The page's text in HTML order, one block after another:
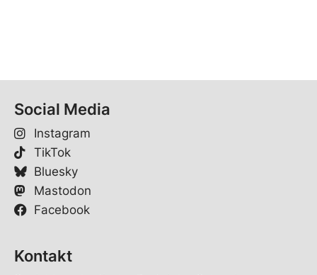
Social Media
Instagram
TikTok
Bluesky
Mastodon
Facebook
Kontakt